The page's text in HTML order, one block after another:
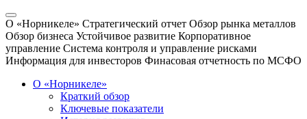
О «Норникеле» Стратегический отчет Обзор рынка металлов
Обзор бизнеса Устойчивое развитие Корпоративное
управление Система контроля и управление рисками
Информация для инвесторов Финасовая отчетность по МСФО
О «Норникеле»
Краткий обзор
Ключевые показатели